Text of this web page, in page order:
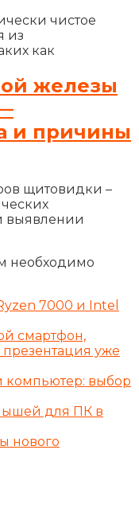
чистое
из
как
железы
и причины
щитовидки –
выявлении
необходимо
7000 и Intel
смартфон,
уже
выбор
для ПК в
нового